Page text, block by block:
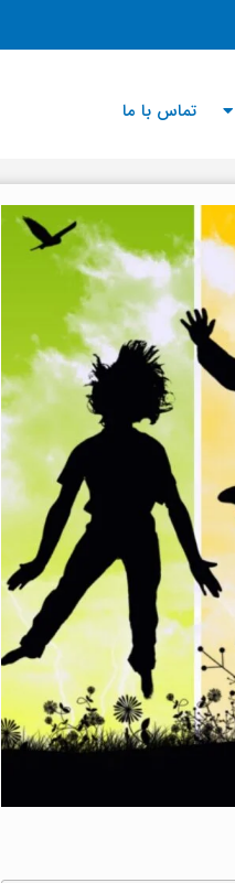
تماس با ما